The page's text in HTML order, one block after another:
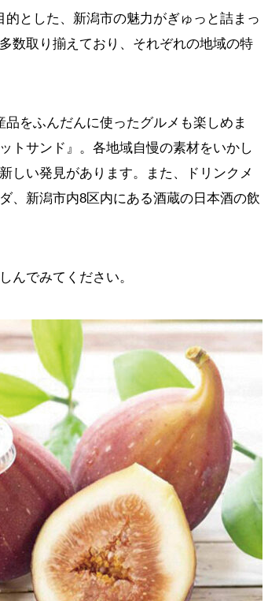
とした、新潟市の魅力がぎゅっと詰まっ
数取り揃えており、それぞれの地域の特
をふんだんに使ったグルメも楽しめま
トサンド』。各地域自慢の素材をいかし
しい発見があります。また、ドリンクメ
、新潟市内8区内にある酒蔵の日本酒の飲
んでみてください。